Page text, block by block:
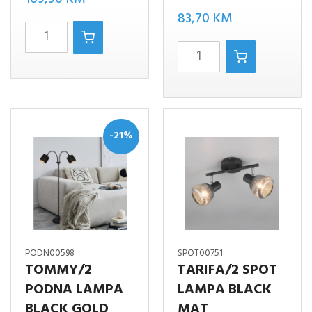
TOMMY/4
LUSTER
CRNO
83,70 KM
CADIZ/3
SPOT
LAMPA
ANTRACIT
količina
-21%
PODN00598
TOMMY/2
PODNA LAMPA
SPOT00751
TARIFA/2 SPOT
LAMPA BLACK